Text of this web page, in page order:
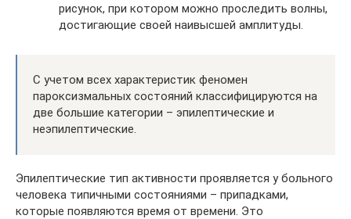
рисунок, при котором можно проследить волны,
достигающие своей наивысшей амплитуды.
С учетом всех характеристик феномен
пароксизмальных состояний классифицируются на
две большие категории – эпилептические и
неэпилептические.
Эпилептические тип активности проявляется у больного
человека типичными состояниями – припадками,
которые появляются время от времени. Это